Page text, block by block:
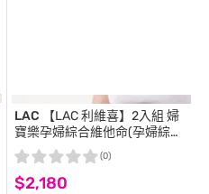
LAC 【LAC 利維喜】2入組 婦
寶樂孕婦綜合維他命(孕婦綜合
維他命/孕養調理)
$2,180
(0)